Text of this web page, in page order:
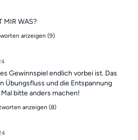
von all unseren Angeboten der App
Programm genießen.
aus unserem Rückenretter, einer
Faszien-Set im Wert von 139,85 €, um
fördern.
MIR WAS?
anzeigen (9)
Gewinnspiel endlich vorbei ist. Das
Übungsfluss und die Entspannung
bitte anders machen!
anzeigen (8)